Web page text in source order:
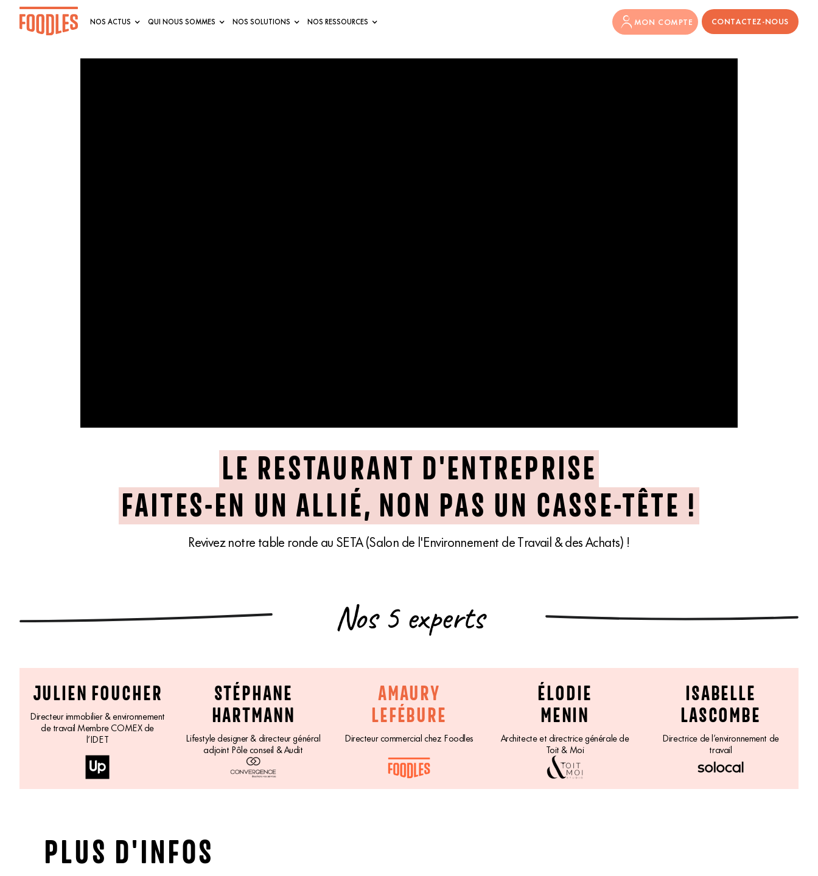
NOS ACTUS QUI NOUS SOMMES NOS SOLUTIONS NOS RESSOURCES MON COMPTE CONTACTEZ-NOUS
LE RESTAURANT D'ENTREPRISE
FAITES-EN UN ALLIÉ, NON PAS UN CASSE-TÊTE !
Revivez notre table ronde au SETA (Salon de l'Environnement de Travail & des Achats) !
Nos 5 experts
JULIEN FOUCHER
Directeur immobilier & environnement
de travail Membre COMEX de
l’IDET
STÉPHANE
HARTMANN
Lifestyle designer & directeur général
adjoint Pôle conseil & Audit
AMAURY
LEFÉBURE
Directeur commercial chez Foodles
ÉLODIE
MENIN
Architecte et directrice générale de
Toit & Moi
ISABELLE
LASCOMBE
Directrice de l’environnement de
travail
PLUS D'INFOS